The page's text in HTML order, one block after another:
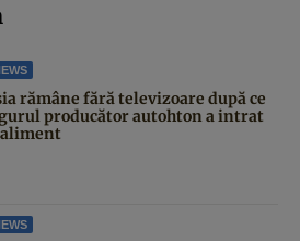
rămâne fără televizoare după ce
producător autohton a intrat